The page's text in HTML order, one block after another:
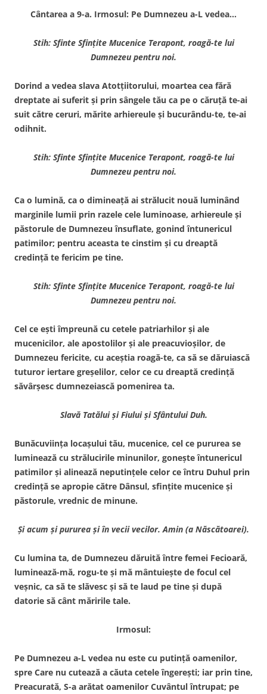
Cântarea a 9-a. Irmosul: Pe Dumnezeu a-L vedea…
Stih: Sfinte Sfinţite Mucenice Terapont, roagă-te lui
Dumnezeu pentru noi.
Dorind a vedea slava Atotţiitorului, moartea cea fără
dreptate ai suferit şi prin sângele tău ca pe o căruţă te-ai
suit către ceruri, mărite arhiereule şi bucurându-te, te-ai
odihnit.
Stih: Sfinte Sfinţite Mucenice Terapont, roagă-te lui
Dumnezeu pentru noi.
Ca o lumină, ca o dimineaţă ai strălucit nouă luminând
marginile lumii prin razele cele luminoase, arhiereule şi
păstorule de Dumnezeu însuflate, gonind întunericul
patimilor; pentru aceasta te cinstim şi cu dreaptă
credinţă te fericim pe tine.
Stih: Sfinte Sfinţite Mucenice Terapont, roagă-te lui
Dumnezeu pentru noi.
Cel ce eşti împreună cu cetele patriarhilor şi ale
mucenicilor, ale apostolilor şi ale preacuvioşilor, de
Dumnezeu fericite, cu aceştia roagă-te, ca să se dăruiască
tuturor iertare greşelilor, celor ce cu dreaptă credinţă
săvârşesc dumnezeiască pomenirea ta.
Slavă Tatălui şi Fiului şi Sfântului Duh.
Bunăcuviinţa locaşului tău, mucenice, cel ce pururea se
luminează cu strălucirile minunilor, goneşte întunericul
patimilor şi alinează neputinţele celor ce întru Duhul prin
credinţă se apropie către Dânsul, sfinţite mucenice şi
păstorule, vrednic de minune.
Şi acum şi pururea şi în vecii vecilor. Amin (a Născătoarei).
Cu lumina ta, de Dumnezeu dăruită între femei Fecioară,
luminează-mă, rogu-te şi mă mântuieşte de focul cel
veşnic, ca să te slăvesc şi să te laud pe tine şi după
datorie să cânt măririle tale.
Irmosul:
Pe Dumnezeu a-L vedea nu este cu putinţă oamenilor,
spre Care nu cutează a căuta cetele îngereşti; iar prin tine,
Preacurată, S-a arătat oamenilor Cuvântul întrupat; pe